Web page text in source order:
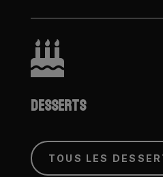

DESSERTS
TOUS LES